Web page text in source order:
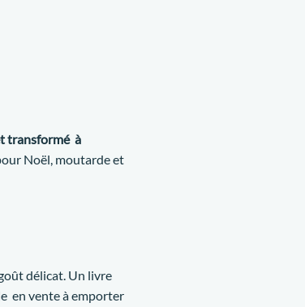
transformé à
Noël, moutarde et
délicat. Un livre
en vente à emporter